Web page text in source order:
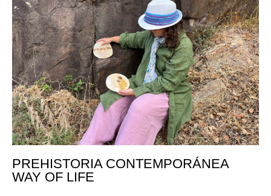
PREHISTORIA CONTEMPORÁNEA
WAY OF LIFE